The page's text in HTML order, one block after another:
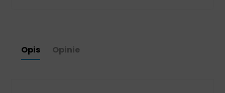
Opis Opinie